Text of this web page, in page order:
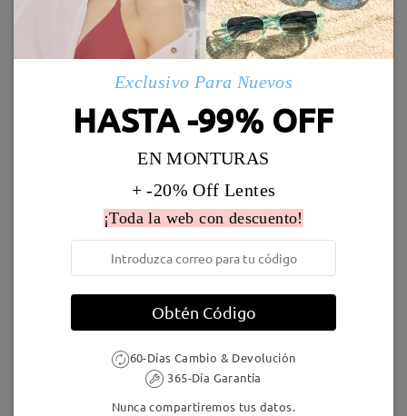
comentarios
Deje su comentario
Enviado
5-7 días laborales detalles
Marcos Similares
36,95 € S42737
Exclusivo Para Nuevos
HASTA -99% OFF
EN MONTURAS
+ -20% Off Lentes
¡Toda la web con descuento!
Obtén Código
60-Días Cambio & Devolución
365-Día Garantía
Nunca compartiremos tus datos.